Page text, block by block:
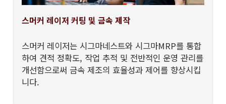
스머커 레이저 커팅 및 금속 제작
스머커 레이저는 시그마네스트와 시그마MRP를 통합
하여 견적 정확도, 작업 추적 및 전반적인 운영 관리를
개선함으로써 금속 제조의 효율성과 제어를 향상시킵
니다.